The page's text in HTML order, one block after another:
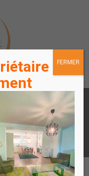
UN APPARTEMENT /
STATIONNEMENT
ACCÈS
COPROPRIÉTAIRES
FERMER